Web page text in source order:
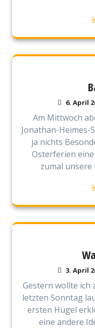
6. April
Am Mittwoch
Jonathan-Heimes-
ja nichts
Osterferien
zumal
3. April
Gestern wollte ich
letzten Sonntag
ersten Hügel
eine andere